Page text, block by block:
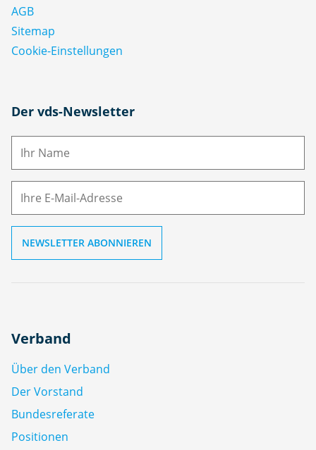
AGB
Sitemap
Cookie-Einstellungen
Der vds-Newsletter
N
M
Verband
Über den Verband
Der Vorstand
Bundesreferate
Positionen